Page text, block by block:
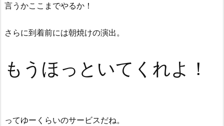
言うかここまでやるか！
さらに到着前には朝焼けの演出。
もうほっといてくれよ！
ってゆーくらいのサービスだね。